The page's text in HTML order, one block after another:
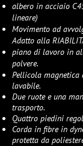
albero in acciaio
lineare)
Movimento ad
Adatto alla
piano di lavoro in
polvere.
Pellicola
lavabile.
Due ruote e una
trasporto.
Quattro piedini
Corda in fibre in
protetta da